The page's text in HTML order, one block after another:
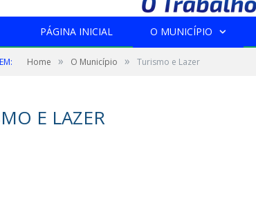
PÁGINA INICIAL O MUNICÍPIO
Home » O Município » Turismo e Lazer
E LAZER